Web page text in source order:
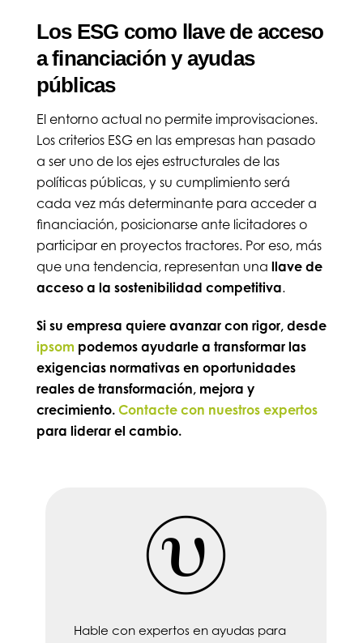
Los ESG como llave de acceso
a financiación y ayudas
públicas
El entorno actual no permite improvisaciones.
Los criterios ESG en las empresas han pasado
a ser uno de los ejes estructurales de las
políticas públicas, y su cumplimiento será
cada vez más determinante para acceder a
financiación, posicionarse ante licitadores o
participar en proyectos tractores. Por eso, más
que una tendencia, representan una llave de
acceso a la sostenibilidad competitiva.
Si su empresa quiere avanzar con rigor, desde
ipsom podemos ayudarle a transformar las
exigencias normativas en oportunidades
reales de transformación, mejora y
crecimiento. Contacte con nuestros expertos
para liderar el cambio.
Hable con expertos en ayudas para